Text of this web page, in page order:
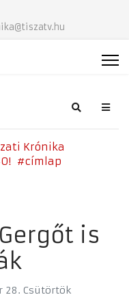
Search
Krónika
címlap
is
28. Csütörtök